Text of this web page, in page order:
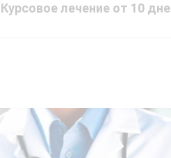
Курсовое лечение от 10